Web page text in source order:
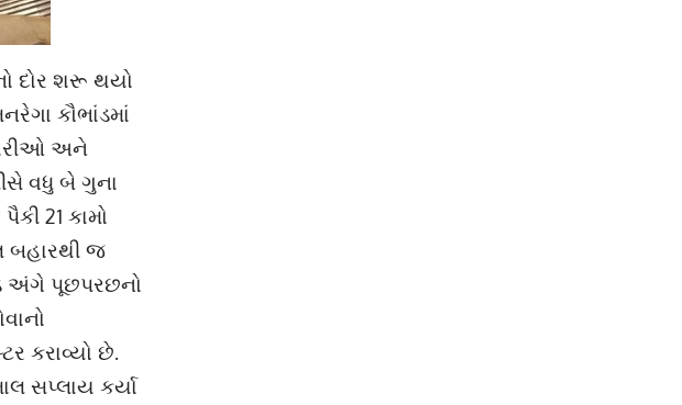
દોર શરૂ થયો
કૌભાંડમાં
અને
વધુ બે ગુના
21 કામો
બહારથી જ
અંગે પૂછપરછનો
કરાવ્યો છે.
સપ્લાય કર્યા